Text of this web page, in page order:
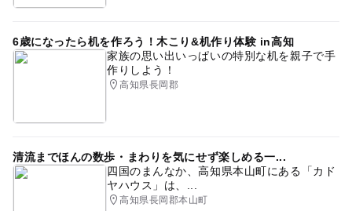
6歳になったら机を作ろう！木こり&机作り体験 in高知
家族の思い出いっぱいの特別な机を親子で手
作りしよう！
高知県長岡郡
清流までほんの数歩・まわりを気にせず楽しめる一...
四国のまんなか、高知県本山町にある「カド
ヤハウス」は、...
高知県長岡郡本山町